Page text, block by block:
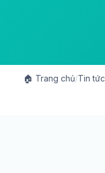
🏠 Trang chủ/Tin tức